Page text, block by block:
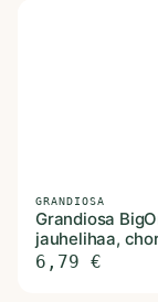
GRANDIOSA
Grandiosa
jauhelihaa,
6,79 €